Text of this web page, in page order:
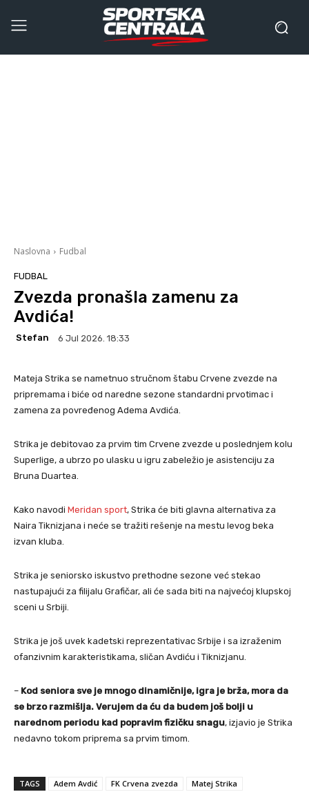
Naslovna Fudbal
FUDBAL
Zvezda pronašla zamenu za
Avdića!
Stefan 6 Jul 2026. 18:33
Mateja Strika se nametnuo stručnom štabu Crvene zvezde na
pripremama i biće od naredne sezone standardni prvotimac i
zamena za povređenog Adema Avdića.
Strika je debitovao za prvim tim Crvene zvezde u poslednjem kolu
Superlige, a ubrzo po ulasku u igru zabeležio je asistenciju za
Bruna Duartea.
Kako navodi Meridan sport, Strika će biti glavna alternativa za
Naira Tiknizjana i neće se tražiti rešenje na mestu levog beka
izvan kluba.
Strika je seniorsko iskustvo prethodne sezone već stekao
nastupajući za filijalu Grafičar, ali će sada biti na najvećoj klupskoj
sceni u Srbiji.
Strika je još uvek kadetski reprezentativac Srbije i sa izraženim
ofanzivnim karakteristikama, sličan Avdiću i Tiknizjanu.
– Kod seniora sve je mnogo dinamičnije, igra je brža, mora da
se brzo razmišlja. Verujem da ću da budem još bolji u
narednom periodu kad popravim fizičku snagu, izjavio je Strika
nedavno tokom priprema sa prvim timom.
TAGS Adem Avdić FK Crvena zvezda
Matej Strika